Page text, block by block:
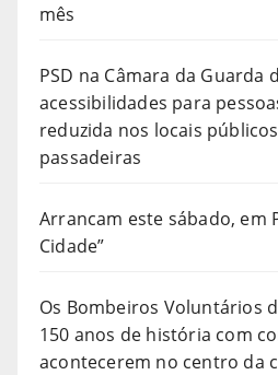
mês
PSD na Câmara da Guarda
acessibilidades para
reduzida nos locais
passadeiras
Arrancam este sábado, em
Cidade”
Os Bombeiros Voluntários
150 anos de história com
acontecerem no centro da